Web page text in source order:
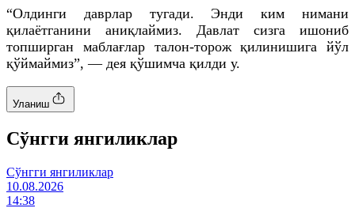
“Олдинги даврлар тугади. Энди ким нимани
қилаётганини аниқлаймиз. Давлат сизга ишониб
топширган маблағлар талон-торож қилинишига йўл
қўймаймиз”, — дея қўшимча қилди у.
Уланиш
Cўнгги янгиликлар
Cўнгги янгиликлар
10.08.2026
14:38